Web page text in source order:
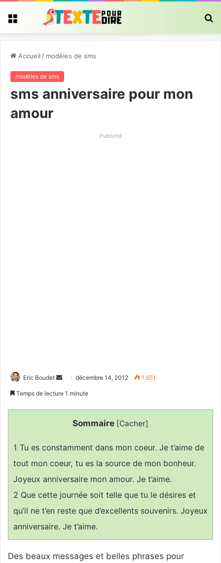
Accueil / modèles de sms
modèles de sms
sms anniversaire pour mon
amour
Publicité
Eric Boudet
r
u
c
o
u
r
e
décembre 14, 2012 1 651
Temps de lecture 1 minute
Sommaire [Cacher]
1 Tu es constamment dans mon coeur. Je t’aime de
tout mon coeur, tu es la source de mon bonheur.
Joyeux anniversaire mon amour. Je t’aime.
2 Que cette journée soit telle que tu le désires et
qu’il ne t’en reste que d’excellents souvenirs. Joyeux
anniversaire. Je t’aime.
Des beaux messages et belles phrases pour